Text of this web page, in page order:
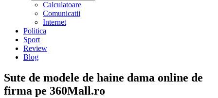
Calculatoare
Comunicatii
Internet
Politica
Sport
Review
Blog
Sute de modele de haine dama online de
firma pe 360Mall.ro